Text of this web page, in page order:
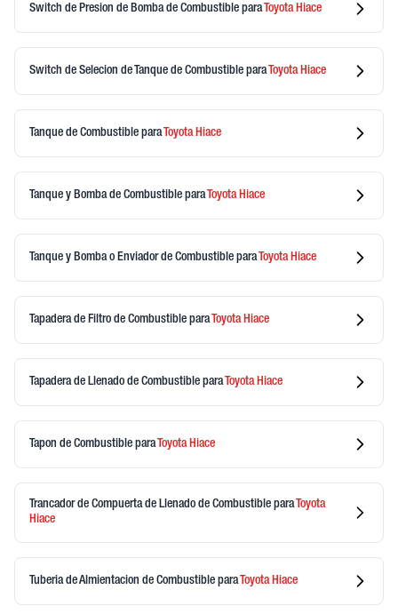
Switch de Presion de Bomba de Combustible paraToyotaHiace
Switch de Selecion de Tanque de Combustible paraToyotaHiace
Tanque de Combustible paraToyotaHiace
Tanque y Bomba de Combustible paraToyotaHiace
Tanque y Bomba o Enviador de Combustible paraToyotaHiace
Tapadera de Filtro de Combustible paraToyotaHiace
Tapadera de Llenado de Combustible paraToyotaHiace
Tapon de Combustible paraToyotaHiace
Trancador de Compuerta de Llenado de Combustible para Toyota
Hiace
Tuberia de Almientacion de Combustible paraToyotaHiace